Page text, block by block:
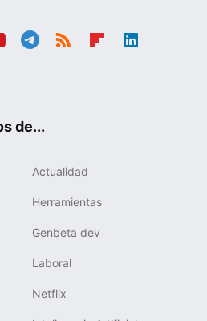
de...
Actualidad
Herramientas
Genbeta dev
Laboral
Netflix